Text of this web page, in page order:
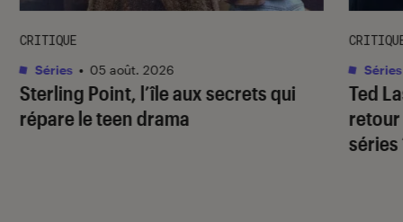
Sterling Point, l’île aux secrets qui
répare le teen drama
CRITIQUE
Séries • 05 août. 2026
Ted
retour
séries
Séries